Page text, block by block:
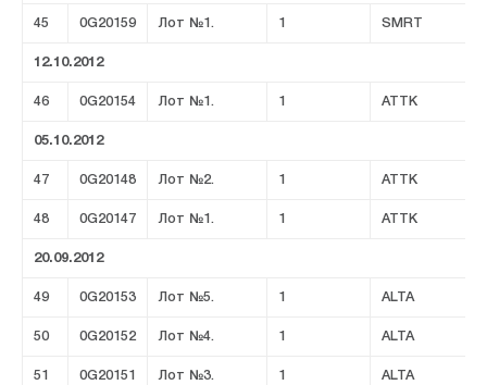
45 0G20159 Лот №1. 1 SMRT
12.10.2012
46 0G20154 Лот №1. 1 ATTK
05.10.2012
47 0G20148 Лот №2. 1 ATTK
48 0G20147 Лот №1. 1 ATTK
20.09.2012
49 0G20153 Лот №5. 1 ALTA
50 0G20152 Лот №4. 1 ALTA
51 0G20151 Лот №3. 1 ALTA